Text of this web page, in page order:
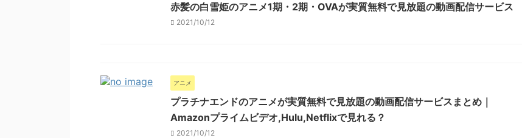
赤髪の白雪姫のアニメ1期・2期・OVAが実質無料で見放題の動画配信サービス
2021/10/12
アニメ
プラチナエンドのアニメが実質無料で見放題の動画配信サービスまとめ｜
Amazonプライムビデオ,Hulu,Netflixで見れる？
2021/10/12